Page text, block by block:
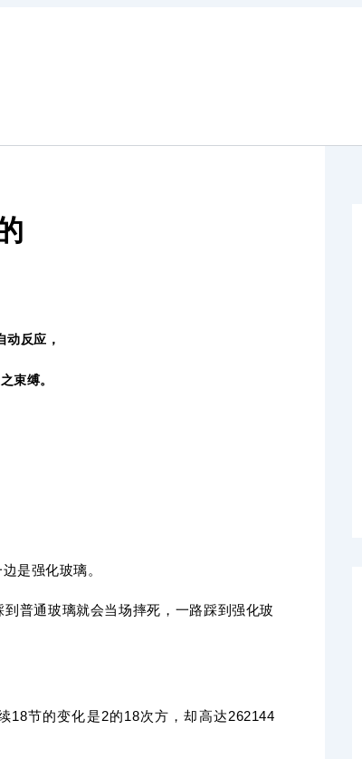
动反应，
束缚。
是强化玻璃。
普通玻璃就会当场摔死，一路踩到强化玻
节的变化是2的18次方，却高达262144